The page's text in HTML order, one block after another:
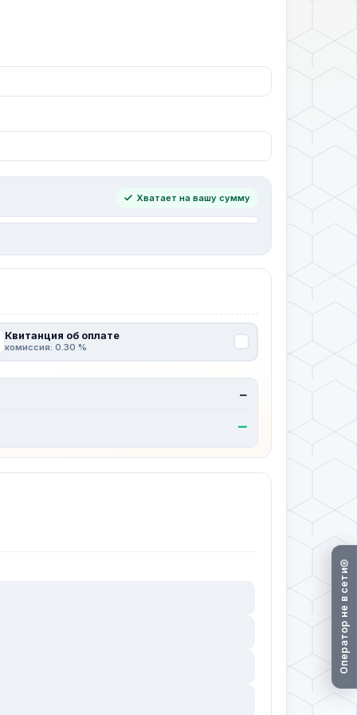
Хватает на вашу сумму
Квитанция об оплате
комиссия: 0.30 %
—
—
Оператор не в сети